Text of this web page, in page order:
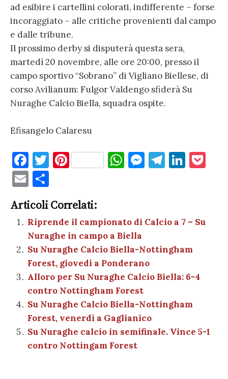
ad esibire i cartellini colorati, indifferente – forse
incoraggiato – alle critiche provenienti dal campo
e dalle tribune.
Il prossimo derby si disputerà questa sera,
martedì 20 novembre, alle ore 20:00, presso il
campo sportivo “Sobrano” di Vigliano Biellese, di
corso Avilianum: Fulgor Valdengo sfiderà Su
Nuraghe Calcio Biella, squadra ospite.
Efisangelo Calaresu
F
a
c
e
b
o
o
k
T
te
r
Pi
es
t
W
A
p
p
M
g
er
T
a
m
Li
dI
E
m
ai
l
n
di
vi
di
Articoli Correlati:
Riprende il campionato di Calcio a 7 – Su
Nuraghe in campo a Biella
Su Nuraghe Calcio Biella-Nottingham
Forest, giovedì a Ponderano
Alloro per Su Nuraghe Calcio Biella: 6-4
contro Nottingham Forest
Su Nuraghe Calcio Biella-Nottingham
Forest, venerdì a Gaglianico
Su Nuraghe calcio in semifinale. Vince 5-1
contro Nottingam Forest